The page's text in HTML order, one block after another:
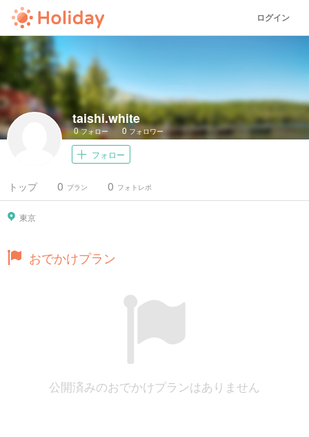
ログイン
taishi.white
0フォロー 0 フォロワー
フォロー
トップ プラン
0 フォトレポ
0
東京
おでかけプラン
公開済みのおでかけプランはありません